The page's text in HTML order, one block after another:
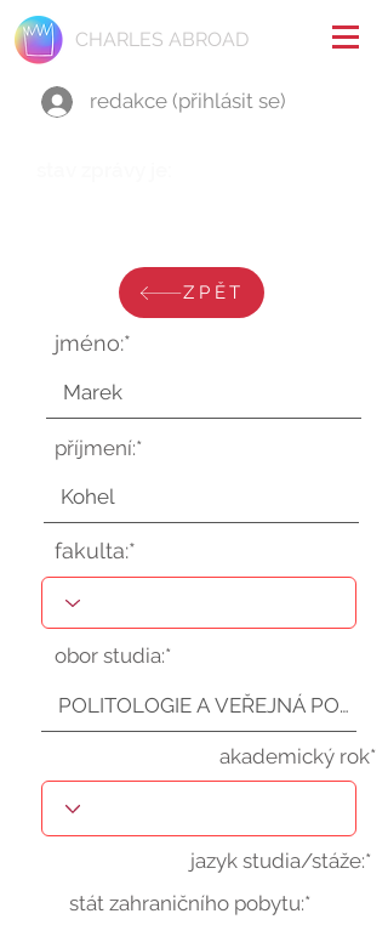
CHARLES ABROAD
redakce (přihlásit se)
ZPĚT
jméno:*
příjmení:*
fakulta:*
obor studia:*
akademický rok*
jazyk studia/stáže:*
stát zahraničního pobytu:*